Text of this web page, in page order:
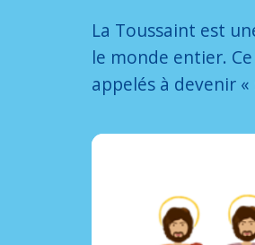
La Toussaint est
le monde entier.
appelés à devenir «